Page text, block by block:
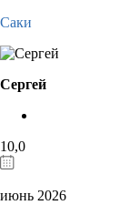
Саки
Сергей
10,0
июнь 2026